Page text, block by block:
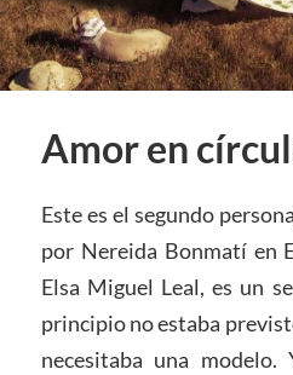
Amor en
Este es el segundo
por Nereida Bonmatí en
Elsa Miguel Leal, es un
principio no estaba
necesitaba una